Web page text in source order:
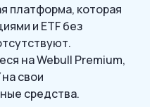
платформа, которая
и ETF без
на Webull Premium,
свои
средства.